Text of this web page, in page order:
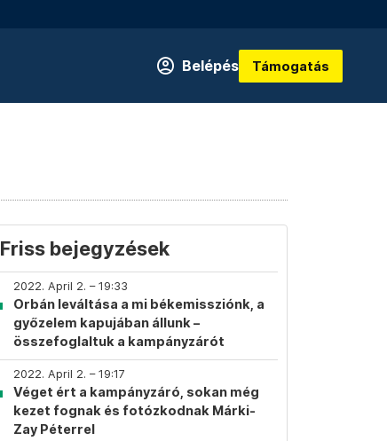
Belépés Támogatás
Friss bejegyzések
2022. April 2. – 19:33
Orbán leváltása a mi békemissziónk, a
győzelem kapujában állunk –
összefoglaltuk a kampányzárót
2022. April 2. – 19:17
Véget ért a kampányzáró, sokan még
kezet fognak és fotózkodnak Márki-
Zay Péterrel